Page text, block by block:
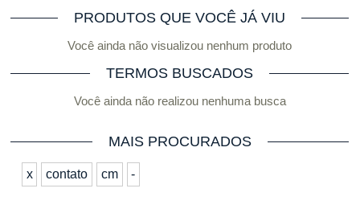
PRODUTOS QUE VOCÊ JÁ VIU
Você ainda não visualizou nenhum produto
TERMOS BUSCADOS
Você ainda não realizou nenhuma busca
MAIS PROCURADOS
x contato cm -